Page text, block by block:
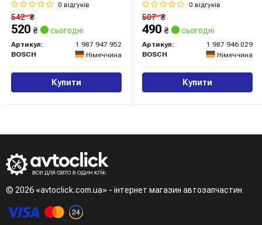
0 відгуків
542₴
520 ₴ сьогодні
Артикул:
1 987 947 952
BOSCH
Німеччина
Купити
0 відгуків
507₴
490 ₴ сьогодні
Артикул:
1 987 946 029
BOSCH
Німеччина
Купити
© 2026 «avtoclick.com.ua» - інтернет магазин автозапчастин